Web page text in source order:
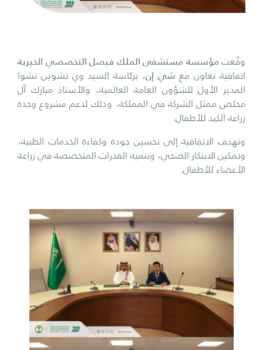
وقّعتمؤسسة مستشفى الملك فيصل التخصصي الخيرية
اتفاقية تعاون مع شي إن، برئاسة السيد وي تشوين تشوا
المدير الأول للشؤون العامة العالمية، والأستاذ مبارك آل
مخلص ممثل الشركة في المملكة، وذلك لدعم مشروع وحدة
زراعة الكبد للأطفال.
وتهدف الاتفاقية إلى تحسين جودة وكفاءة الخدمات الطبية،
وتمكين الابتكار الصحي، وتنمية القدرات المتخصصة في زراعة
الأعضاء للأطفال.